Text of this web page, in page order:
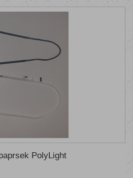
PolyLight